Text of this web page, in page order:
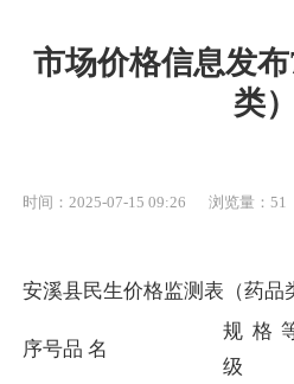
市场价格信息发
类）
时间：2025-07-15 09:26 浏览量： 51
安溪县民生价格监测表（药品
序号品 名
规格
级